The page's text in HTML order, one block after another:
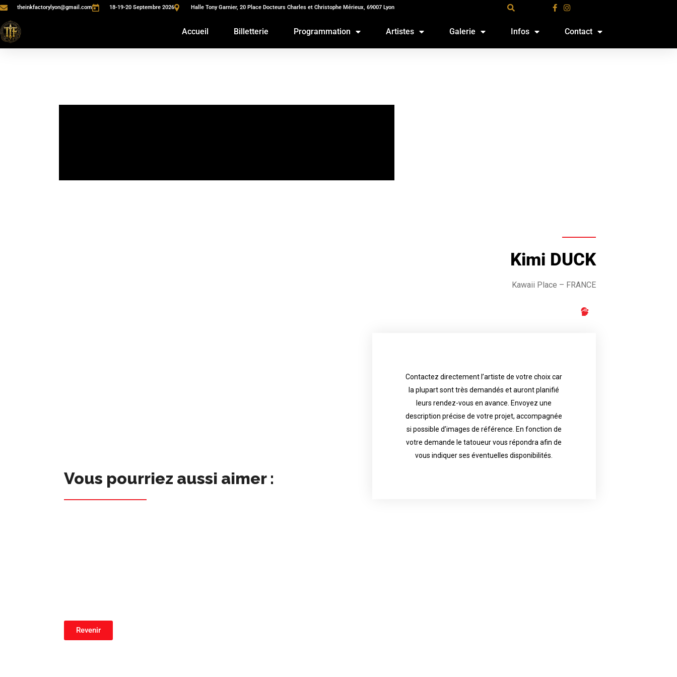
theinkfactorylyon@gmail.com 18-19-20 Septembre 2026 Halle Tony Garnier, 20 Place Docteurs Charles et Christophe Mérieux, 69007 Lyon
Accueil Billetterie Programmation Artistes Galerie Infos Contact
Kimi DUCK
Kawaii Place – FRANCE
Contactez directement l’artiste de votre choix car
la plupart sont très demandés et auront planifié
leurs rendez-vous en avance. Envoyez une
description précise de votre projet, accompagnée
si possible d’images de référence. En fonction de
votre demande le tatoueur vous répondra afin de
vous indiquer ses éventuelles disponibilités.
Contact directly the artist of your choice because
most are in great demand and will have planned
their appointments in advance. Send an accurate
description of your project, if possible attached
with reference images. Depending your request,
the tattoo artist will answer to tell you his
availability.
Vous pourriez aussi aimer :
Revenir